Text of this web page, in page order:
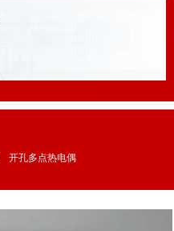
开孔多点热电偶